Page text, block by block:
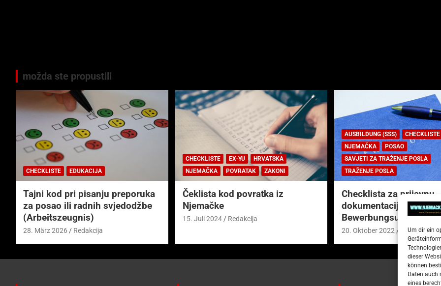
Um dir ein
dieser
können
Daten auch
eines
možda ste propustili
CHECKLISTE EDUKACIJA
Tajni kod pri pisanju preporuka
za posao ili radnih svjedodžbe
(Arbeitszeugnis)
28. März 2026 Redakcija
CHECKLISTE EX-YU
HRVATSKA
NJEMAČKA
POVRATAK ZAKONI
Čeklista kod povratka iz
Njemačke
15. Juli 2024 Redakcija
AUSBILDUNG (SSS)
CHECKLISTE
NJEMAČKA
POSAO
SAVJETI ZA TRAŽENJE POSLA
TRAŽENJE POSLA
Checklista za prijavnu
dokumentaciju (njem.
20. Oktober 2022 Redakcija